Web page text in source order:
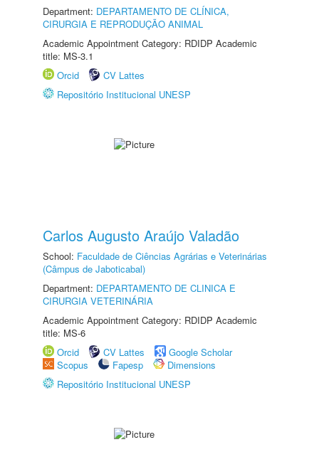
Department: DEPARTAMENTO DE CLÍNICA,
CIRURGIA E REPRODUÇÃO ANIMAL
Academic Appointment Category: RDIDP Academic
title: MS-3.1
Orcid
CV Lattes
Repositório Institucional UNESP
Carlos Augusto Araújo Valadão
School: Faculdade de Ciências Agrárias e Veterinárias
(Câmpus de Jaboticabal)
Department: DEPARTAMENTO DE CLINICA E
CIRURGIA VETERINÁRIA
Academic Appointment Category: RDIDP Academic
title: MS-6
Orcid
CV Lattes
Google Scholar
Scopus
Fapesp
Dimensions
Repositório Institucional UNESP